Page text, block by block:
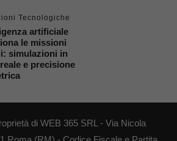
Tecnologiche
artificiale
le missioni
simulazioni in
e precisione
di WEB 365 SRL - Via Nicola